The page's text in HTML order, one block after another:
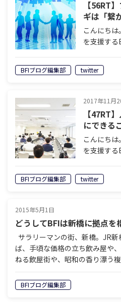
【56RT
ギは「繋
こんにち
を支援する
イメージを
の先輩数人
BFIブログ編集部 twitter
2017年11月
【47RT
にできる
こんにち
を支援す
に陥ると言
営されてい
BFIブログ編集部 twitter
2015年5月1日
どうしてBFIは新橋に拠点を
サラリーマンの街、新橋。JR
ば、手頃な価格の立ち飲み屋や
ねる飲屋街や、昭和の香り漂う
BFIブログ編集部